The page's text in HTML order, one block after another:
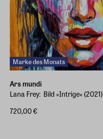
Marke des Monats
Ars mundi
Lana Frey: ​ Bild »Intrige« (2021)
720,00 €